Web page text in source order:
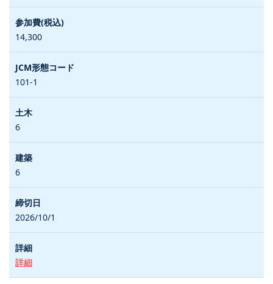
14,300
101-1
6
6
2026/10/1
詳細